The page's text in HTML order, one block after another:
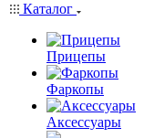
Каталог
Прицепы
Фаркопы
Аксессуары